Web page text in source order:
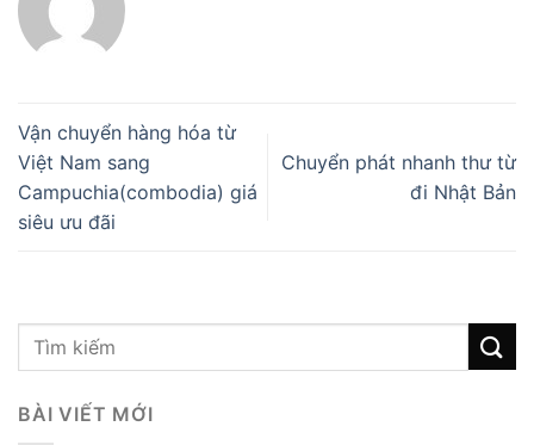
Vận chuyển hàng hóa từ
Việt Nam sang
Campuchia(combodia) giá
siêu ưu đãi
Chuyển phát nhanh thư từ
đi Nhật Bản
BÀI VIẾT MỚI